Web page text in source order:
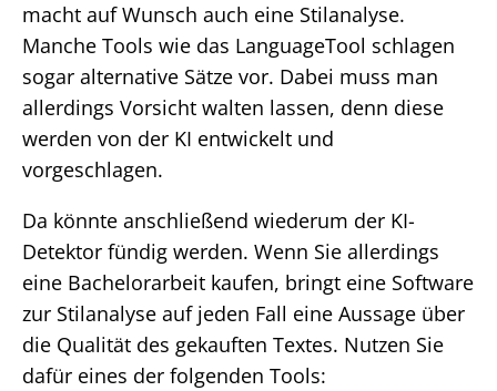
macht auf Wunsch auch eine Stilanalyse.
Manche Tools wie das LanguageTool schlagen
sogar alternative Sätze vor. Dabei muss man
allerdings Vorsicht walten lassen, denn diese
werden von der KI entwickelt und
vorgeschlagen.
Da könnte anschließend wiederum der KI-
Detektor fündig werden. Wenn Sie allerdings
eine Bachelorarbeit kaufen, bringt eine Software
zur Stilanalyse auf jeden Fall eine Aussage über
die Qualität des gekauften Textes. Nutzen Sie
dafür eines der folgenden Tools: